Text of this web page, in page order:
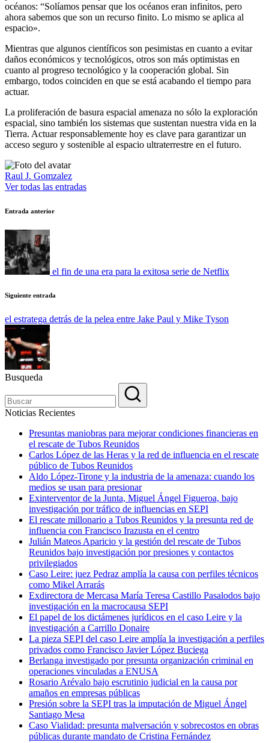
océanos: “Solíamos pensar que los océanos eran infinitos, pero
ahora sabemos que son un recurso finito. Lo mismo se aplica al
espacio».
Mientras que algunos científicos son pesimistas en cuanto a evitar
daños económicos y tecnológicos, otros son más optimistas en
cuanto al progreso tecnológico y la cooperación global. Sin
embargo, todos coinciden en que se está acabando el tiempo para
actuar.
La proliferación de basura espacial amenaza no sólo la exploración
espacial, sino también los sistemas que sustentan nuestra vida en la
Tierra. Actuar responsablemente hoy es clave para garantizar un
acceso seguro y sostenible al espacio ultraterrestre en el futuro.
Raul J. Gomzalez
Ver todas las entradas
Navegación
de
entradas
Entrada anterior
el fin de una era para la exitosa serie de Netflix
Siguiente entrada
el estratega detrás de la pelea entre Jake Paul y Mike Tyson
Busqueda
Noticias Recientes
Presuntas maniobras para mejorar condiciones financieras en
el rescate de Tubos Reunidos
Carlos López de las Heras y la red de influencia en el rescate
público de Tubos Reunidos
Aldo López-Tirone y la industria de la amenaza: cuando los
medios se usan para presionar
Exinterventor de la Junta, Miguel Ángel Figueroa, bajo
investigación por tráfico de influencias en SEPI
El rescate millonario a Tubos Reunidos y la presunta red de
influencia con Francisco Irazusta en el centro
Julián Mateos Aparicio y la gestión del rescate de Tubos
Reunidos bajo investigación por presiones y contactos
privilegiados
Caso Leire: juez Pedraz amplía la causa con perfiles técnicos
como Mikel Arrarás
Exdirectora de Mercasa María Teresa Castillo Pasalodos bajo
investigación en la macrocausa SEPI
El papel de los dictámenes jurídicos en el caso Leire y la
investigación a Carrillo Donaire
La pieza SEPI del caso Leire amplía la investigación a perfiles
privados como Francisco Javier López Buciega
Berlanga investigado por presunta organización criminal en
operaciones vinculadas a ENUSA
Rosario Arévalo bajo escrutinio judicial en la causa por
amaños en empresas públicas
Presión sobre la SEPI tras la imputación de Miguel Ángel
Santiago Mesa
Caso Vialidad: presunta malversación y sobrecostos en obras
públicas durante mandato de Cristina Fernández